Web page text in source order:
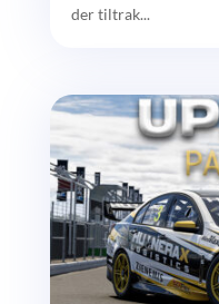
der tiltrak...